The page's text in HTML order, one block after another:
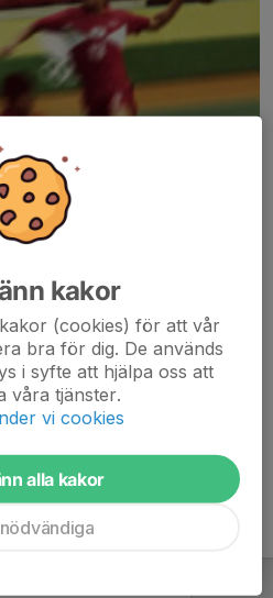
nyheterna på hemsidan. För
loggar du in högst upp till
kakor
(cookies) för att vår
bra för dig. De används
i syfte att hjälpa oss att
våra tjänster.
vi cookies
alla kakor